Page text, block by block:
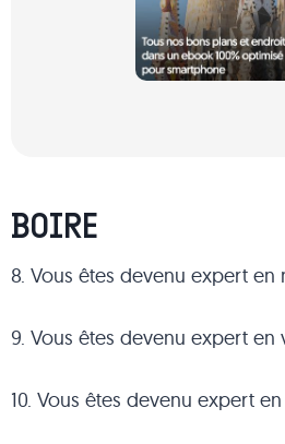
BOIRE
8. Vous êtes devenu expert en
9. Vous êtes devenu expert en
10. Vous êtes devenu expert